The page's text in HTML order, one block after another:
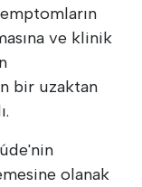
ve klinik
bir uzaktan
olanak